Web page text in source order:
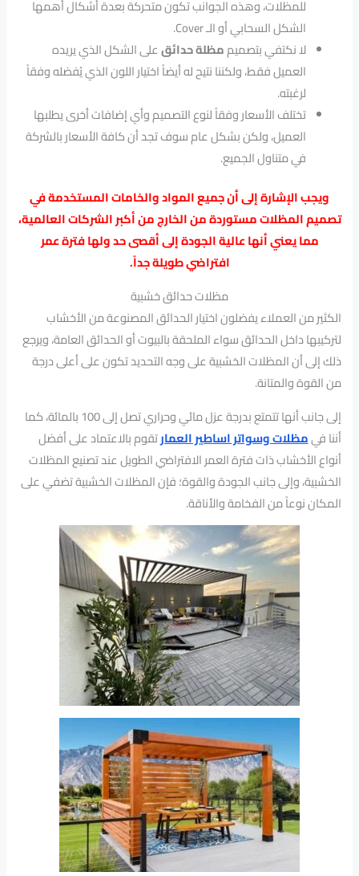
للمظلات، وهذه الجوانب تكون متحركة بعدة أشكال أهمها
الشكل السحابي أو الـ Cover.
لا نكتفي بتصميممظلة حدائقعلى الشكل الذي يريده
العميل فقط، ولكننا نتيح له أيضاً اختيار اللون الذي يُفضله وفقاً
لرغبته.
تختلف الأسعار وفقاً لنوع التصميم وأي إضافات أخرى يطلبها
العميل، ولكن بشكل عام سوف تجد أن كافة الأسعار بالشركة
في متناول الجميع.
ويجب الإشارة إلى أن جميع المواد والخامات المستخدمة في
تصميم المظلات مستوردة من الخارج من أكبر الشركات العالمية،
مما يعني أنها عالية الجودة إلى أقصى حد ولها فترة عمر
افتراضي طويلة جداً.
مظلات حدائق خشبية
الكثير من العملاء يفضلون اختيار الحدائق المصنوعة من الأخشاب
لتركيبها داخل الحدائق سواء الملحقة بالبيوت أو الحدائق العامة، ويرجع
ذلك إلى أن المظلات الخشبية على وجه التحديد تكون على أعلى درجة
من القوة والمتانة.
إلى جانب أنها تتمتع بدرجة عزل مائي وحراري تصل إلى 100 بالمائة، كما
أننا فيمظلات وسواتر اساطير العمارتقوم بالاعتماد على أفضل
أنواع الأخشاب ذات فترة العمر الافتراضي الطويل عند تصنيع المظلات
الخشبية، وإلى جانب الجودة والقوة؛ فإن المظلات الخشبية تضفي على
المكان نوعاً من الفخامة والأناقة.